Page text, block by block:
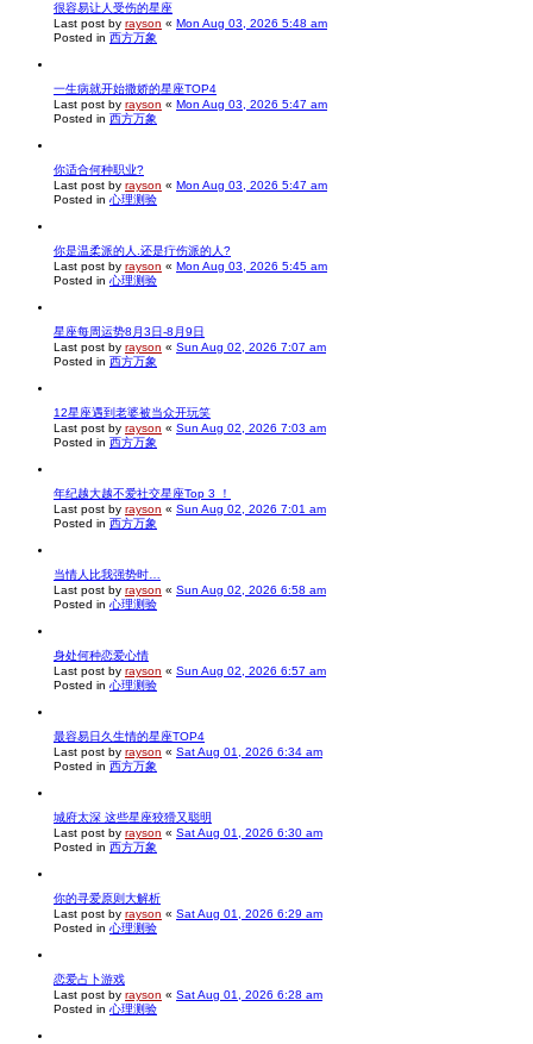
很容易让人受伤的星座
Last post by rayson « Mon Aug 03, 2026 5:48 am
Posted in 西方万象
一生病就开始撒娇的星座TOP4
Last post by rayson « Mon Aug 03, 2026 5:47 am
Posted in 西方万象
你适合何种职业?
Last post by rayson « Mon Aug 03, 2026 5:47 am
Posted in 心理测验
你是温柔派的人.还是疔伤派的人?
Last post by rayson « Mon Aug 03, 2026 5:45 am
Posted in 心理测验
星座每周运势8月3日-8月9日
Last post by rayson « Sun Aug 02, 2026 7:07 am
Posted in 西方万象
12星座遇到老婆被当众开玩笑
Last post by rayson « Sun Aug 02, 2026 7:03 am
Posted in 西方万象
年纪越大越不爱社交星座Top 3 ！
Last post by rayson « Sun Aug 02, 2026 7:01 am
Posted in 西方万象
当情人比我强势时…
Last post by rayson « Sun Aug 02, 2026 6:58 am
Posted in 心理测验
身处何种恋爱心情
Last post by rayson « Sun Aug 02, 2026 6:57 am
Posted in 心理测验
最容易日久生情的星座TOP4
Last post by rayson « Sat Aug 01, 2026 6:34 am
Posted in 西方万象
城府太深 这些星座狡猾又聪明
Last post by rayson « Sat Aug 01, 2026 6:30 am
Posted in 西方万象
你的寻爱原则大解析
Last post by rayson « Sat Aug 01, 2026 6:29 am
Posted in 心理测验
恋爱占卜游戏
Last post by rayson « Sat Aug 01, 2026 6:28 am
Posted in 心理测验